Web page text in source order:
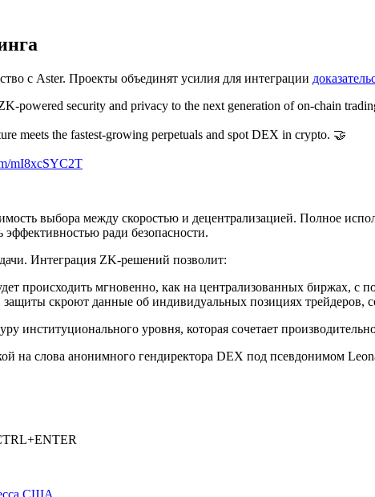
с Aster. Проекты объединят усилия для интеграции
powered security and privacy to the next generation of on-chain
meets the fastest-growing perpetuals and spot DEX in crypto. 🤝
mI8xcSYC2T
выбора между скоростью и децентрализацией. Полное
ради безопасности.
Интеграция ZK-решений позволит:
происходить мгновенно, как на централизованных биржах, с
скроют данные об индивидуальных позициях трейдеров,
институционального уровня, которая сочетает
на слова анонимного гендиректора DEX под псевдонимом
США